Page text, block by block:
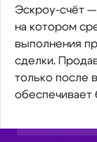
Эскроу-счёт —
на котором
выполнения
сделки.
только после
обеспечивает